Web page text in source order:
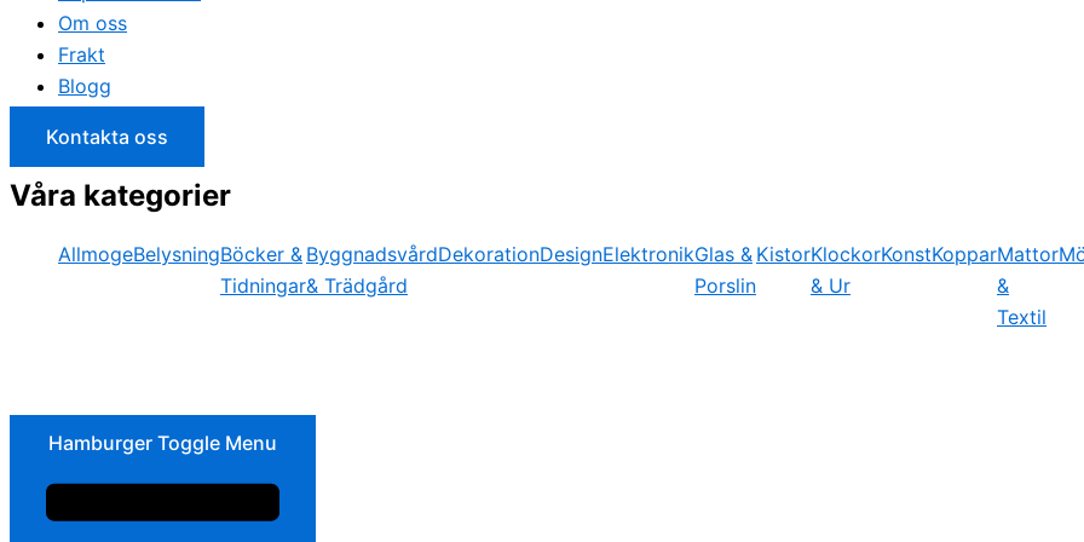
Om oss
Frakt
Blogg
Kontakta oss
Våra kategorier
AllmogeBelysningBöcker &
Tidningar
Byggnadsvård
& Trädgård
DekorationDesignElektronikGlas &
Porslin
KistorKlockor
& Ur
KonstKopparMattor
&
Textil
Hamburger Toggle Menu